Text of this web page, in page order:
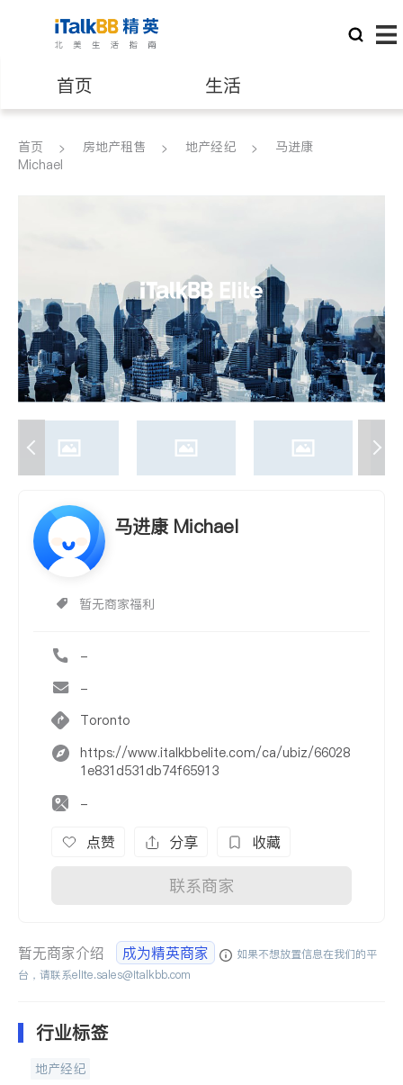
首页 生活
医生 律师
建筑装修
首页 房地产租售 地产经纪
马进康
Michael
马进康 Michael
暂无商家福利
-
-
Toronto
https://www.italkbbelite.com/ca/ubiz/66028
1e831d531db74f65913
-
点赞 分享 收藏
联系商家
暂无商家介绍 成为精英商家
如果不想放置信息在我们的平
台，请联系elite.sales@italkbb.com
行业标签
地产经纪